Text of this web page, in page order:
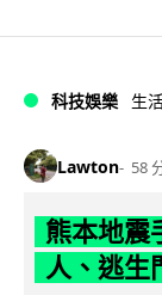
科技娛樂 生
Lawton 58
熊本地震
人、逃生